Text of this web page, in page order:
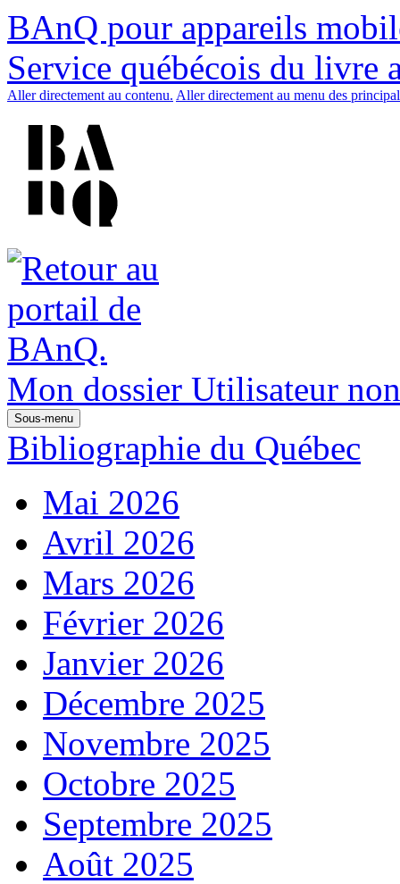
BAnQ pour appareils
Service québécois du livre
Aller directement au contenu. Aller directement au menu des
Mon dossier Utilisateur
Sous-menu
Bibliographie du Québec
Mai 2026
Avril 2026
Mars 2026
Février 2026
Janvier 2026
Décembre 2025
Novembre 2025
Octobre 2025
Septembre 2025
Août 2025